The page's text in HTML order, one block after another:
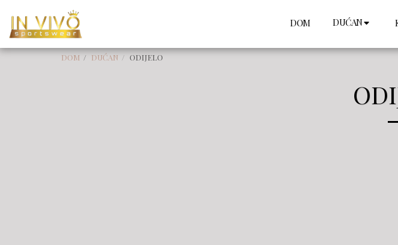
DOM DUĆAN
DOM DUĆAN ODIJELO